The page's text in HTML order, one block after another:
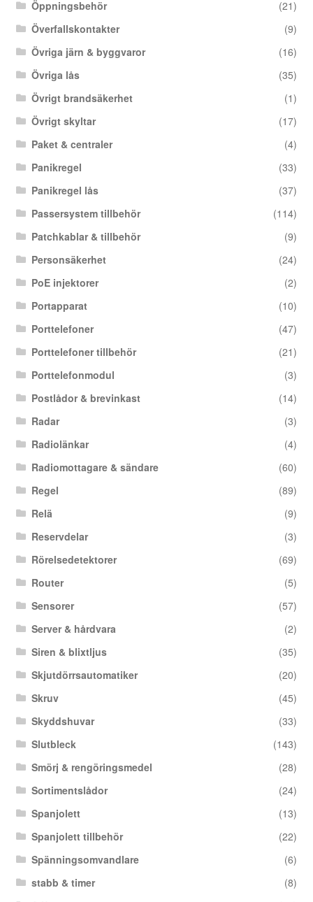
Öppningsbehör
(21)
Överfallskontakter
(9)
Övriga järn & byggvaror
(16)
Övriga lås
(35)
Övrigt brandsäkerhet
(1)
Övrigt skyltar
(17)
Paket & centraler
(4)
Panikregel
(33)
Panikregel lås
(37)
Passersystem tillbehör
(114)
Patchkablar & tillbehör
(9)
Personsäkerhet
(24)
PoE injektorer
(2)
Portapparat
(10)
Porttelefoner
(47)
Porttelefoner tillbehör
(21)
Porttelefonmodul
(3)
Postlådor & brevinkast
(14)
Radar
(3)
Radiolänkar
(4)
Radiomottagare & sändare
(60)
Regel
(89)
Relä
(9)
Reservdelar
(3)
Rörelsedetektorer
(69)
Router
(5)
Sensorer
(57)
Server & hårdvara
(2)
Siren & blixtljus
(35)
Skjutdörrsautomatiker
(20)
Skruv
(45)
Skyddshuvar
(33)
Slutbleck
(143)
Smörj & rengöringsmedel
(28)
Sortimentslådor
(24)
Spanjolett
(13)
Spanjolett tillbehör
(22)
Spänningsomvandlare
(6)
stabb & timer
(8)